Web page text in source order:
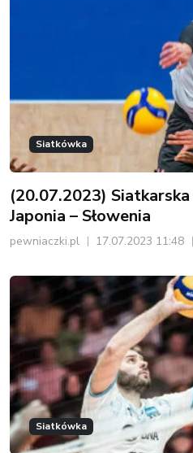
Siatkówka
(20.07.2023)
Japonia – Słowenia
pewniaczki.pl 17.07.2023 11:48
Siatkówka